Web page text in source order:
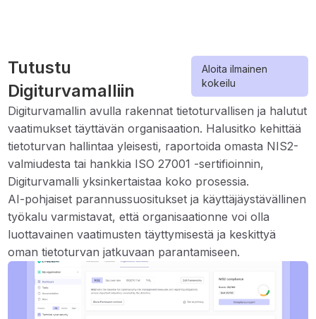
Tutustu
Digiturvamalliin
Aloita ilmainen
kokeilu
Digiturvamallin avulla rakennat tietoturvallisen ja halutut
vaatimukset täyttävän organisaation. Halusitko kehittää
tietoturvan hallintaa yleisesti, raportoida omasta NIS2-
valmiudesta tai hankkia ISO 27001 -sertifioinnin,
Digiturvamalli yksinkertaistaa koko prosessia.
AI-pohjaiset parannussuositukset ja käyttäjäystävällinen
työkalu varmistavat, että organisaationne voi olla
luottavainen vaatimusten täyttymisestä ja keskittyä
oman tietoturvan jatkuvaan parantamiseen.